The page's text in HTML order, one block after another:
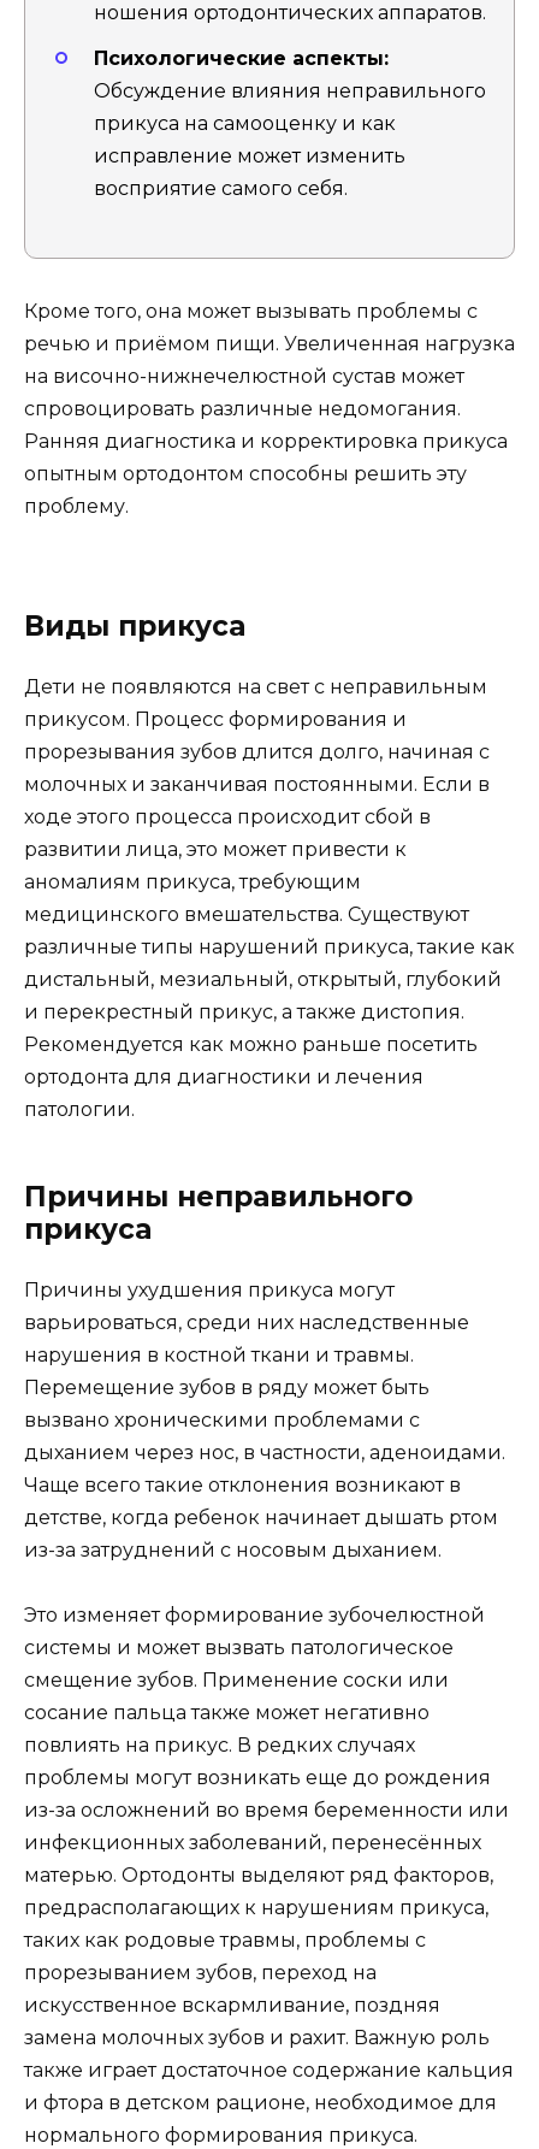
ношения ортодонтических аппаратов.
Психологические аспекты:
Обсуждение влияния неправильного
прикуса на самооценку и как
исправление может изменить
восприятие самого себя.
Кроме того, она может вызывать проблемы с
речью и приёмом пищи. Увеличенная нагрузка
на височно-нижнечелюстной сустав может
спровоцировать различные недомогания.
Ранняя диагностика и корректировка прикуса
опытным ортодонтом способны решить эту
проблему.
Виды прикуса
Дети не появляются на свет с неправильным
прикусом. Процесс формирования и
прорезывания зубов длится долго, начиная с
молочных и заканчивая постоянными. Если в
ходе этого процесса происходит сбой в
развитии лица, это может привести к
аномалиям прикуса, требующим
медицинского вмешательства. Существуют
различные типы нарушений прикуса, такие как
дистальный, мезиальный, открытый, глубокий
и перекрестный прикус, а также дистопия.
Рекомендуется как можно раньше посетить
ортодонта для диагностики и лечения
патологии.
Причины неправильного
прикуса
Причины ухудшения прикуса могут
варьироваться, среди них наследственные
нарушения в костной ткани и травмы.
Перемещение зубов в ряду может быть
вызвано хроническими проблемами с
дыханием через нос, в частности, аденоидами.
Чаще всего такие отклонения возникают в
детстве, когда ребенок начинает дышать ртом
из-за затруднений с носовым дыханием.
Это изменяет формирование зубочелюстной
системы и может вызвать патологическое
смещение зубов. Применение соски или
сосание пальца также может негативно
повлиять на прикус. В редких случаях
проблемы могут возникать еще до рождения
из-за осложнений во время беременности или
инфекционных заболеваний, перенесённых
матерью. Ортодонты выделяют ряд факторов,
предрасполагающих к нарушениям прикуса,
таких как родовые травмы, проблемы с
прорезыванием зубов, переход на
искусственное вскармливание, поздняя
замена молочных зубов и рахит. Важную роль
также играет достаточное содержание кальция
и фтора в детском рационе, необходимое для
нормального формирования прикуса.